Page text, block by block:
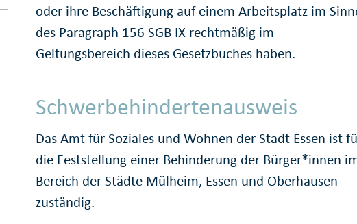
oder ihre Beschäftigung auf einem Arbeitsplatz im
des Paragraph 156 SGB IX rechtmäßig im
Geltungsbereich dieses Gesetzbuches haben.
Schwerbehinderten­ausweis
Das Amt für Soziales und Wohnen der Stadt Essen ist
die Feststellung einer Behinderung der Bürger*innen
Bereich der Städte Mülheim, Essen und Oberhausen
zuständig.